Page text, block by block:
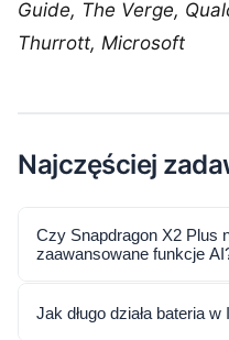
Guide, The Verge,
Thurrott, Microsoft
Najczęściej
Czy Snapdragon X2 Plus
zaawansowane funkcje
Jak długo działa bateria